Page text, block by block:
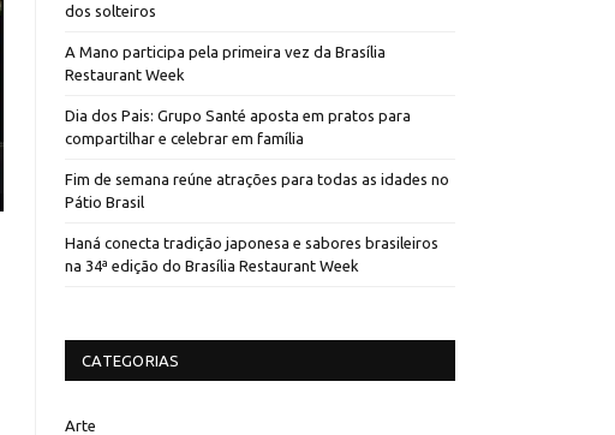
dos solteiros
A Mano participa pela primeira vez da Brasília
Restaurant Week
Dia dos Pais: Grupo Santé aposta em pratos para
compartilhar e celebrar em família
Fim de semana reúne atrações para todas as idades no
Pátio Brasil
Haná conecta tradição japonesa e sabores brasileiros
na 34ª edição do Brasília Restaurant Week
CATEGORIAS
Arte